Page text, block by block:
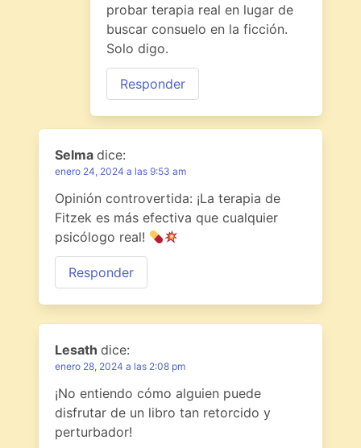
probar terapia real en lugar de
buscar consuelo en la ficción.
Solo digo.
Responder
Selma dice:
enero 24, 2024 a las 9:53 am
Opinión controvertida: ¡La terapia de
Fitzek es más efectiva que cualquier
psicólogo real!
Responder
Lesath dice:
enero 28, 2024 a las 2:08 pm
¡No entiendo cómo alguien puede
disfrutar de un libro tan retorcido y
perturbador!